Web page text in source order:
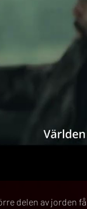
delen av jorden